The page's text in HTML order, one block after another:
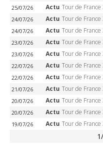
25/07/26 Actu Tour de France 2026 – Étape 20 :
24/07/26 Actu Tour de France 2026 – Tadej Pogacar
24/07/26 Actu Tour de France 2026 – Étape
23/07/26 Actu Tour de France 2026 – Carapaz en
23/07/26 Actu Tour de France 2026 – Étape 18 : Qui
22/07/26 Actu Tour de France 2026 – Philipsen
22/07/26 Actu Tour de France 2026 – Étape
21/07/26 Actu Tour de France 2026 – Evenepoel
20/07/26 Actu Tour de France 2026 – Étape 16 : Evenepoel,
20/07/26 Actu Tour de France 2026 – Le
19/07/26 Actu Tour de France 2026 – Evenepoel
1